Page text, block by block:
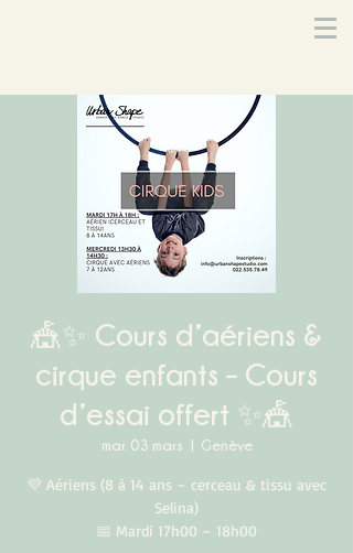
🎪✨ Cours d’aériens &
cirque enfants – Cours
d’essai offert ✨🎪
mar. 03 mars
  |
Genève
💜 Aériens (8 à 14 ans – cerceau & tissu avec
Selina)
📅 Mardi 17h00 – 18h00